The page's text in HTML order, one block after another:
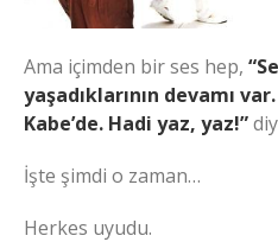
Ama içimden bir ses hep,
yaşadıklarının devamı
Kabe’de. Hadi yaz, yaz!”
İşte şimdi o zaman…
Herkes uyudu.